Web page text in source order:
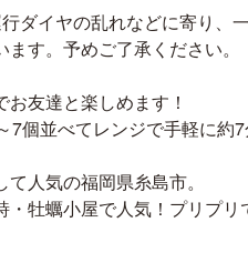
ダイヤの乱れなどに寄り、
ます。予めご了承ください。
友達と楽しめます！
7個並べてレンジで手軽に約
て人気の福岡県糸島市。
・牡蠣小屋で人気！プリプ